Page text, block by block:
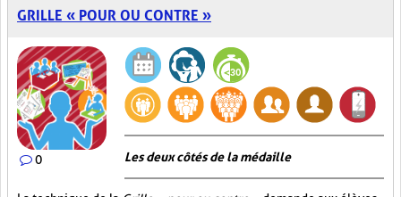
GRILLE « POUR OU CONTRE »
0 Les deux côtés de la médaille